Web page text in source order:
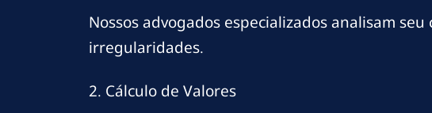
Nossos advogados especializados analisam
irregularidades.
2. Cálculo de Valores